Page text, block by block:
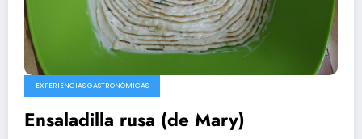
EXPERIENCIAS GASTRONÓMICAS
Ensaladilla rusa (de Mary)